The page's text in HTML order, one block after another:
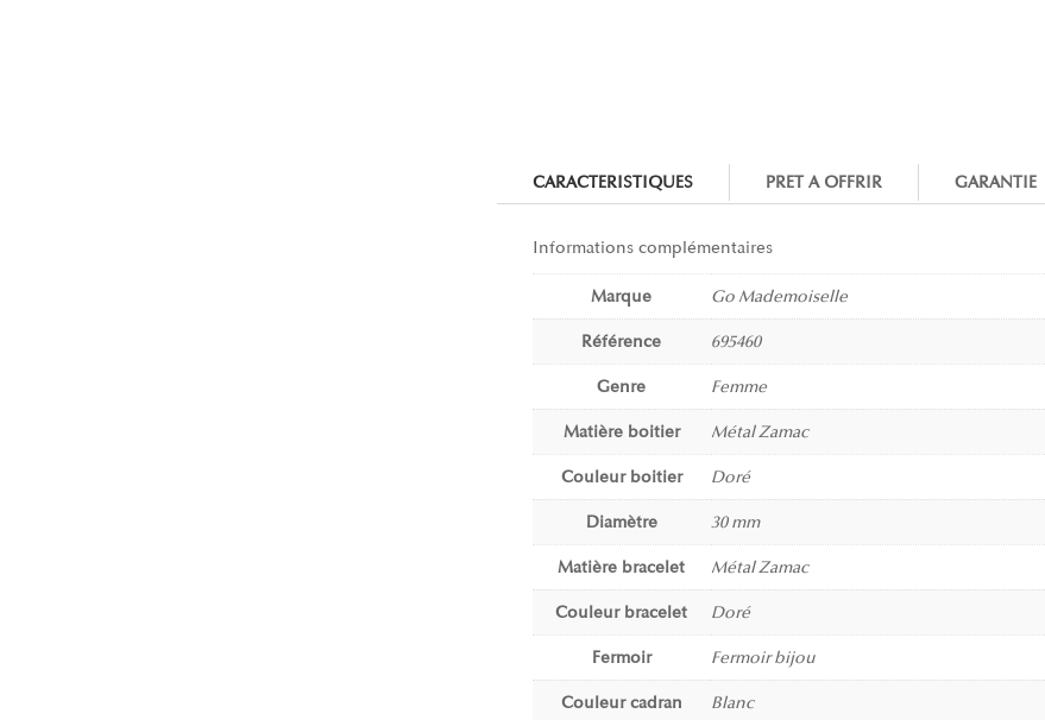
CARACTERISTIQUES PRET A OFFRIR GARANTIE
Informations complémentaires
Marque Go Mademoiselle
Référence 695460
Genre Femme
Matière boitier Métal Zamac
Couleur boitier Doré
Diamètre 30 mm
Matière bracelet Métal Zamac
Couleur bracelet Doré
Fermoir Fermoir bijou
Couleur cadran Blanc